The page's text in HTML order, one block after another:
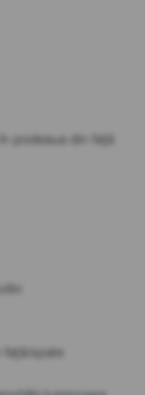
podeaua din față
față/spate